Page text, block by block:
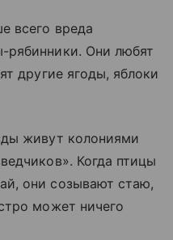
всего вреда
рябинники. Они любят
другие ягоды, яблоки
живут колониями
Когда птицы
они созывают стаю,
может ничего